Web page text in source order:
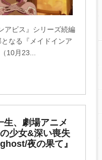
アビス』シリーズ続編
なる『メイドインア
10月23...
生、劇場アニメ
少女&深い喪失
夜の果て』